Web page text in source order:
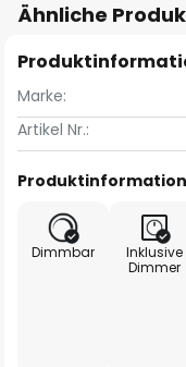
Ähnliche
Marke:
Artikel Nr.:
Dimmbar
Inklusive
Dimmer